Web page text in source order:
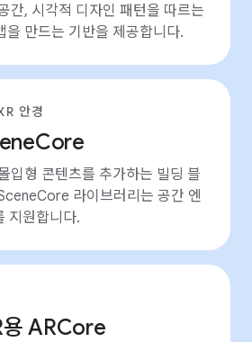
간, 시각적 디자인 패턴을 따르는
을 만드는 기반을 제공합니다.
안경
입형 콘텐츠를 추가하는 빌딩 블
라이브러리는 공간 엔
지원합니다.
ARCore